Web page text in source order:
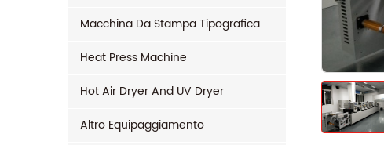
Macchina Da Stampa Tipografica
Heat Press Machine
Hot Air Dryer And UV Dryer
Altro Equipaggiamento